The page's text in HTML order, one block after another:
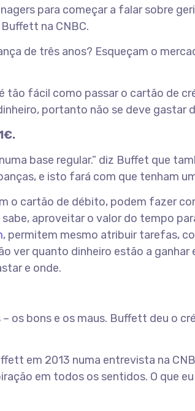
para começar a falar sobre
na CNBC.
de três anos? Esqueçam o
tão fácil como passar o cartão de
portanto não se deve gastar
base regular.” diz Buffet que
e isto fará com que tenham
o cartão de débito, podem fazer
aproveitar o valor do tempo
, permitem mesmo atribuir tarefas,
ver quanto dinheiro estão a ganhar
e onde.
os bons e os maus. Buffett deu o
em 2013 numa entrevista na
em todos os sentidos. O que